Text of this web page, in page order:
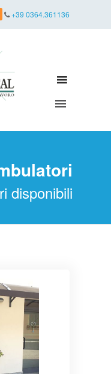
+39 0364.361136
disponibili